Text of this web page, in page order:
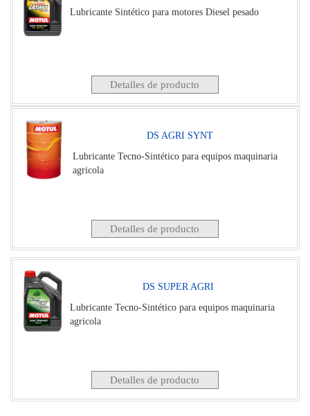
Lubricante Sintético para motores Diesel pesado
Detalles de producto
DS AGRI SYNT
Lubricante Tecno-Sintético para equipos maquinaria
agricola
Detalles de producto
DS SUPER AGRI
Lubricante Tecno-Sintético para equipos maquinaria
agricola
Detalles de producto